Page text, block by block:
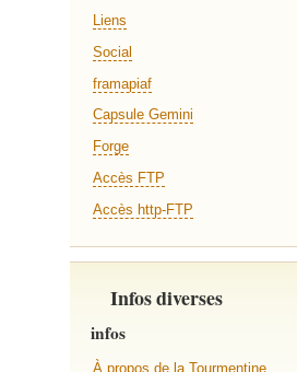
Liens
Social
framapiaf
Capsule Gemini
Forge
Accès FTP
Accès http-FTP
Infos diverses
infos
À propos de la Tourmentine